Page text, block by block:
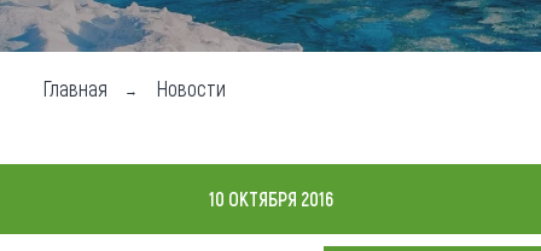
Где побывать
Чем заняться
Карта
Главная Новости
10 ОКТЯБРЯ 2016